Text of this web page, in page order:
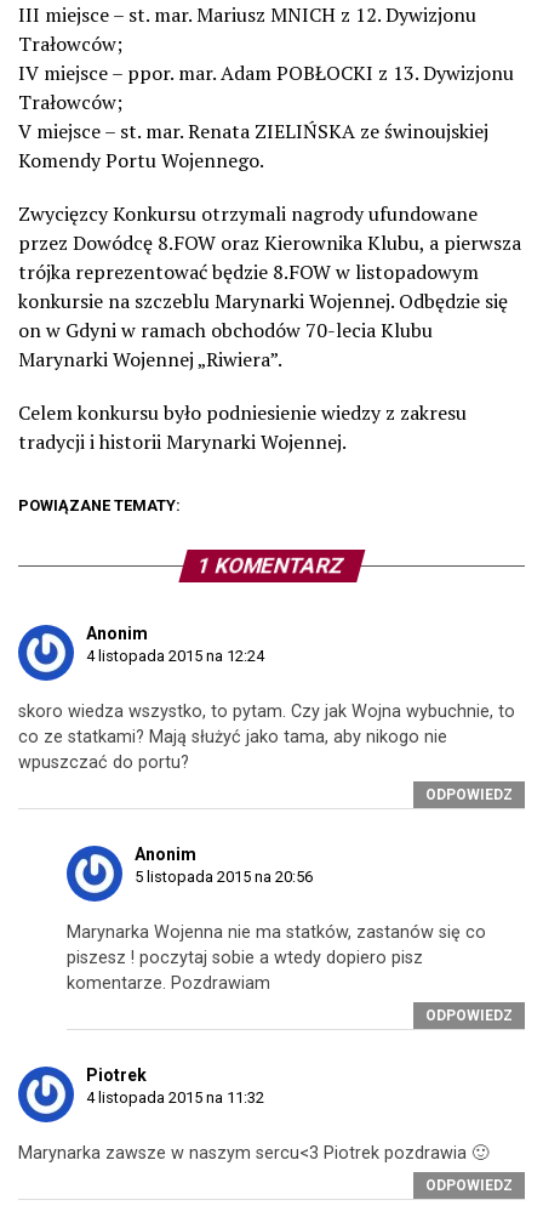
III miejsce – st. mar. Mariusz MNICH z 12. Dywizjonu
Trałowców;
IV miejsce – ppor. mar. Adam POBŁOCKI z 13. Dywizjonu
Trałowców;
V miejsce – st. mar. Renata ZIELIŃSKA ze świnoujskiej
Komendy Portu Wojennego.
Zwycięzcy Konkursu otrzymali nagrody ufundowane
przez Dowódcę 8.FOW oraz Kierownika Klubu, a pierwsza
trójka reprezentować będzie 8.FOW w listopadowym
konkursie na szczeblu Marynarki Wojennej. Odbędzie się
on w Gdyni w ramach obchodów 70-lecia Klubu
Marynarki Wojennej „Riwiera”.
Celem konkursu było podniesienie wiedzy z zakresu
tradycji i historii Marynarki Wojennej.
POWIĄZANE TEMATY:
1 KOMENTARZ
Anonim
4 listopada 2015 na 12:24
skoro wiedza wszystko, to pytam. Czy jak Wojna wybuchnie, to
co ze statkami? Mają służyć jako tama, aby nikogo nie
wpuszczać do portu?
ODPOWIEDZ
Anonim
5 listopada 2015 na 20:56
Marynarka Wojenna nie ma statków, zastanów się co
piszesz ! poczytaj sobie a wtedy dopiero pisz
komentarze. Pozdrawiam
ODPOWIEDZ
Piotrek
4 listopada 2015 na 11:32
Marynarka zawsze w naszym sercu<3 Piotrek pozdrawia 🙂
ODPOWIEDZ